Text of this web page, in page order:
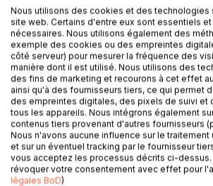
multimillénaires des peuples cherchant,
identité, le terreau d'une réalité qui ferait
varias politiques et intellectuels propres
"Le nationalisme, c'est la guerre",
des européistes anti souverainistes de
opposition à une Union européenne qui
évidemment que paix. Les Serbes et
souviennent.
Mais à accuser la Nation de tous les
former des peuples qui finissent par se
mêmes et à des castes politiques
nationalisme, mêmes lorsqu'elles en
sobriquets de "souverainistes" ou
Nous utilisons des cookies et des technologies
site web. Certains d'entre eux sont essentiels
nécessaires. Nous utilisons également des
exemple des cookies ou des empreintes
côté serveur) pour mesurer la fréquence des
manière dont il est utilisé. Nous utilisons des
des fins de marketing et recourons à cet effet
ainsi qu'à des fournisseurs tiers, ce qui permet
des empreintes digitales, des pixels de suivi et
tous les appareils. Nous intégrons également
contenus tiers provenant d'autres fournisseurs
Nous n'avons aucune influence sur le
et sur un éventuel tracking par le fournisseur
vous acceptez les processus décrits ci-dessus.
révoquer votre consentement avec effet pour
légales BoD)